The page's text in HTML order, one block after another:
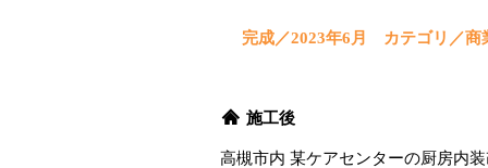
完成／2023年6月 カテゴリ／
施工後
高槻市内 某ケアセンターの厨房内